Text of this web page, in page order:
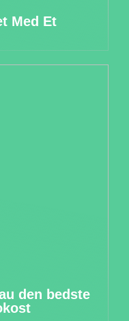
Med Et
den bedste